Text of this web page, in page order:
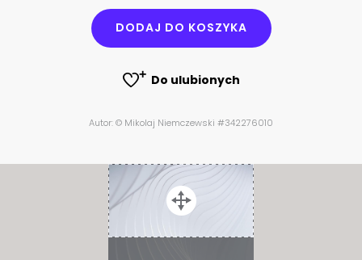
DODAJ DO KOSZYKA
Do ulubionych
Autor: © Mikolaj Niemczewski #342276010